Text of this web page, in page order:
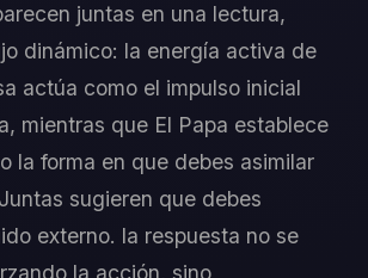
juntas en una lectura,
dinámico: la energía activa de
actúa como el impulso inicial
mientras que El Papa establece
la forma en que debes asimilar
sugieren que debes
externo. la respuesta no se